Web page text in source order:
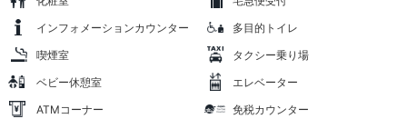
インフォメーションカウンター
多目的トイレ
喫煙室
タクシー乗り場
ベビー休憩室
エレベーター
ATMコーナー
免税カウンター